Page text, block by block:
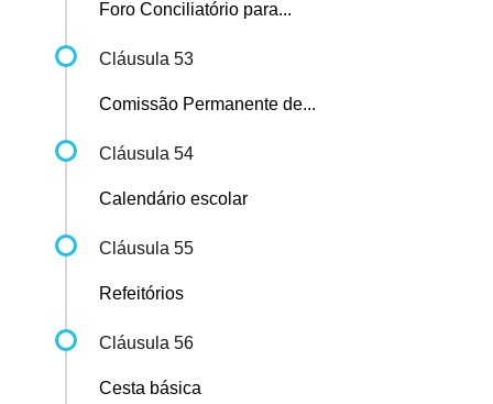
Foro Conciliatório para...
Cláusula 53
Comissão Permanente de...
Cláusula 54
Calendário escolar
Cláusula 55
Refeitórios
Cláusula 56
Cesta básica